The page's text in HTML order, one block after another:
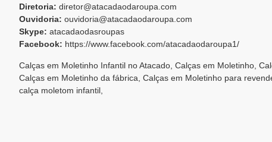
Diretoria: diretor@atacadaodaroupa.com
Ouvidoria: ouvidoria@atacadaodaroupa.com
Skype: atacadaodasroupas
Facebook: https://www.facebook.com/atacadaodaroupa1/
Calças em Moletinho Infantil no Atacado, Calças em Moletinho,
Calças em Moletinho da fábrica, Calças em Moletinho para
calça moletom infantil,